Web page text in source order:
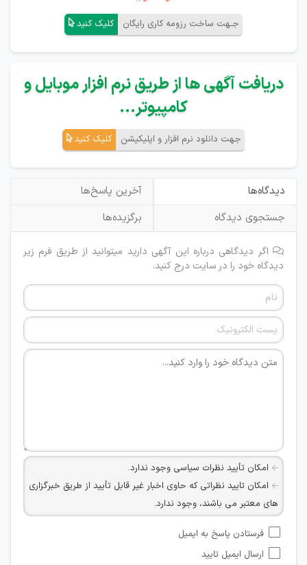
جـهت ساخت رزومه کاری رایگان کلیک کنید
دریافت آگهی ها از طریق نرم افزار موبایل و
کامپیوتر...
جهت دانلود نرم افزار و اپلیکیشن کلیک کنید
دیدگاه‌ها
آخرین پاسخ‌ها
جستجوی دیدگاه
برگزیده‌ها
اگر دیدگاهی درباره این آگهی دارید میتوانید از طریق فرم زیر
دیدگاه خود را در سایت درج کنید.
امکان تأیید نظرات سیاسی وجود ندارد.
امکان تایید نظراتی که حاوی اخبار غیر قابل تأیید از طریق خبرگزاری
های معتبر می باشند، وجود ندارد.
شبکه های مجازی ارتباطی می باشند وجود ندارد.
امکان تأیید نظرات کاربرانی که به هر طریقی قصد مأیوس کردن
فرستادن پاسخ به ایمیل
ارسال ایمیل تایید